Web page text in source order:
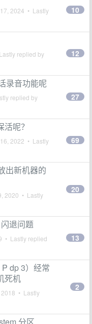
2024 • Lastly
10
replied by 12
录音功能呢
replied by 27
呢？
2022 • Lastly
69
出新机器的
2020 • Lastly
20
退问题
• Lastly replied
13
dp 3）经常
死机
• Lastly
2